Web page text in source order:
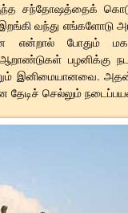
சந்தோஷத்தைக்
வந்து எங்களோடு
என்றால் போதும்
பழனிக்கு
இனிமையானவை. அதன்
தேடிச் செல்லும்